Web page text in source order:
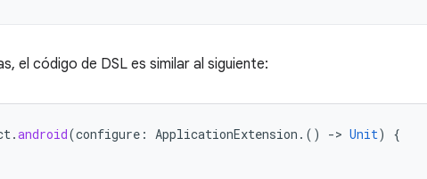
el código de DSL es similar al siguiente:
.android(configure : ApplicationExtension .() -> Unit)
{